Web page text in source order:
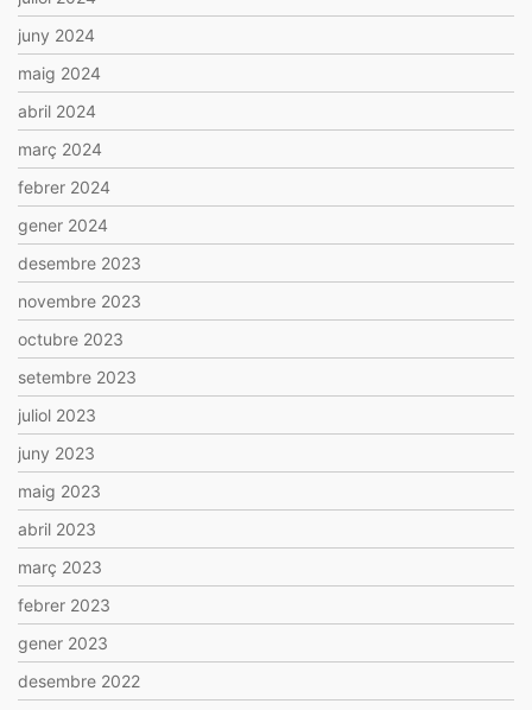
juny 2024
maig 2024
abril 2024
març 2024
febrer 2024
gener 2024
desembre 2023
novembre 2023
octubre 2023
setembre 2023
juliol 2023
juny 2023
maig 2023
abril 2023
març 2023
febrer 2023
gener 2023
desembre 2022